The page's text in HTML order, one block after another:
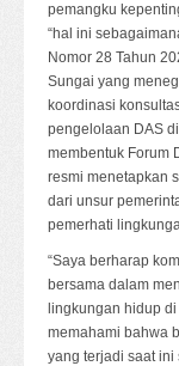
pemangku
“hal ini
Nomor 28 Tahun
Sungai yang
koordinasi
pengelolaan DAS
membentuk Forum
resmi menetapkan
dari unsur
pemerhati
“Saya berharap
bersama dalam
lingkungan hidup
memahami bahwa
yang terjadi saat ini